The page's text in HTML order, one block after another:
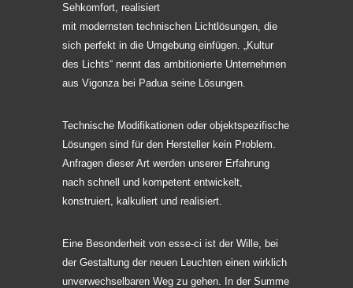
Sehkomfort, realisiert
mit modernsten technischen Lichtlösungen, die
sich perfekt in die Umgebung einfügen. „Kultur
des Lichts“ nennt das ambitionierte Unternehmen
aus Vigonza bei Padua seine Lösungen.
Technische Modifikationen oder objektspezifische
Lösungen sind für den Hersteller kein Problem.
Anfragen dieser Art werden unserer Erfahrung
nach schnell und kompetent entwickelt,
konstruiert, kalkuliert und realisiert.
Eine Besonderheit von esse-ci ist der Wille, bei
der Gestaltung der neuen Leuchten einen wirklich
unverwechselbaren Weg zu gehen. In der Summe